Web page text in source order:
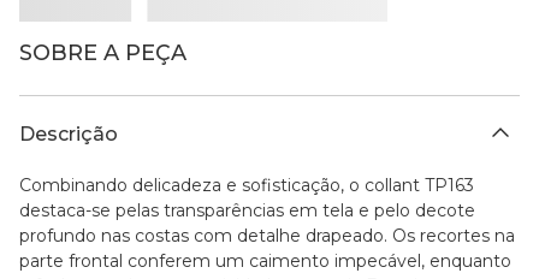
SOBRE A PEÇA
Descrição
Combinando delicadeza e sofisticação, o collant TP163
destaca-se pelas transparências em tela e pelo decote
profundo nas costas com detalhe drapeado. Os recortes na
parte frontal conferem um caimento impecável, enquanto